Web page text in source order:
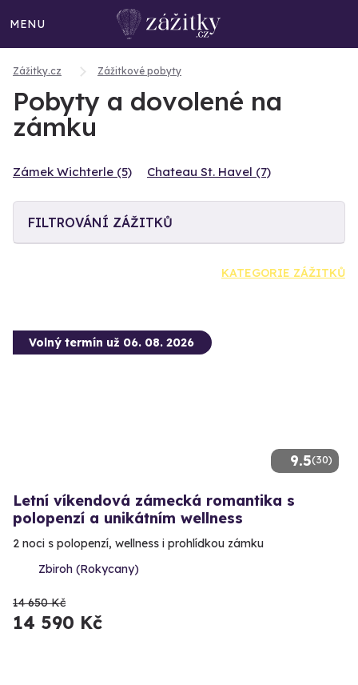
MENU
Zážitky.cz Zážitkové pobyty
Pobyty a dovolené na
zámku
Zámek Wichterle (5) Chateau St. Havel (7)
FILTROVÁNÍ ZÁŽITKŮ
KATEGORIE ZÁŽITKŮ
9.5(30)
Volný termín už 06. 08. 2026
Letní víkendová zámecká romantika s
polopenzí a unikátním wellness
2 noci s polopenzí, wellness i prohlídkou zámku
Zbiroh (Rokycany)
14 650 Kč
14 590 Kč